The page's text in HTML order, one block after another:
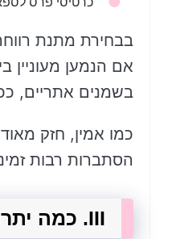
בבחירת מתנת
אם הנמען מעוניין
בשמנים אתריים,
כמו אמין, חזק
הסתברות רבות
III. כמה יתרונות נהדרים של הצעה פריטים רווחה